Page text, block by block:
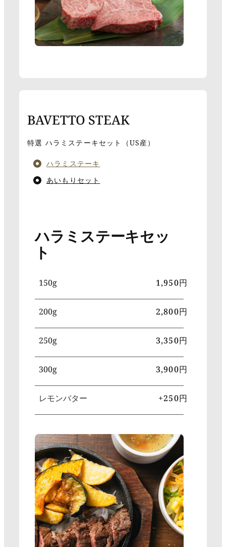
BAVETTO STEAK
特選 ハラミステーキセット（US産）
ハラミステーキ
あいもりセット
ハラミステーキセッ
ト
150g 1,950円
200g 2,800円
250g 3,350円
300g 3,900円
レモンバター +250円